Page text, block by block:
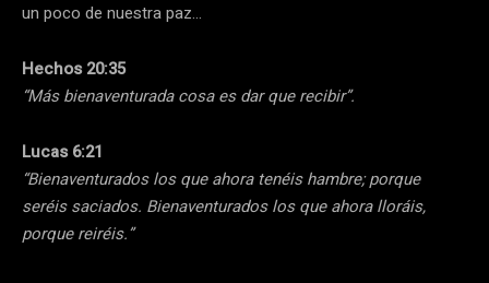
un poco de nuestra paz…
Hechos 20:35
“Más bienaventurada cosa es dar que recibir”.
Lucas 6:21
“Bienaventurados los que ahora tenéis hambre; porque
seréis saciados. Bienaventurados los que ahora lloráis,
porque reiréis.”